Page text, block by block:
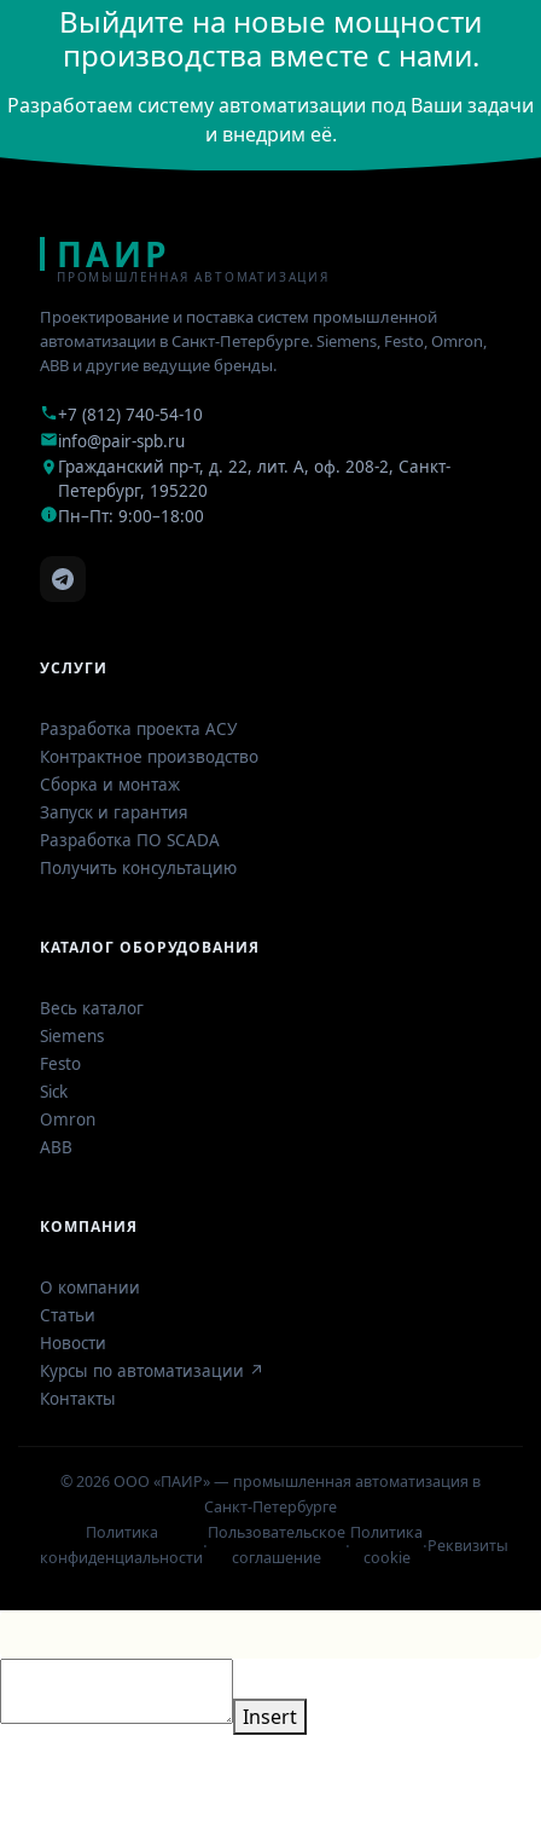
Выйдите на новые мощности
производства вместе с нами.
Разработаем систему автоматизации под Ваши задачи
и внедрим её.
ПАИР
ПРОМЫШЛЕННАЯ АВТОМАТИЗАЦИЯ
Проектирование и поставка систем промышленной
автоматизации в Санкт-Петербурге. Siemens, Festo, Omron,
ABB и другие ведущие бренды.
+7 (812) 740-54-10
info@pair-spb.ru
Гражданский пр-т, д. 22, лит. А, оф. 208-2, Санкт-
Петербург, 195220
Пн–Пт: 9:00–18:00
УСЛУГИ
Разработка проекта АСУ
Контрактное производство
Сборка и монтаж
Запуск и гарантия
Разработка ПО SCADA
Получить консультацию
КАТАЛОГ ОБОРУДОВАНИЯ
Весь каталог
Siemens
Festo
Sick
Omron
ABB
КОМПАНИЯ
О компании
Статьи
Новости
Курсы по автоматизации ↗
Контакты
© 2026 ООО «ПАИР» — промышленная автоматизация в
Санкт-Петербурге
Политика
конфиденциальности
·
Пользовательское
соглашение
·
Политика
cookie
·Реквизиты
Insert